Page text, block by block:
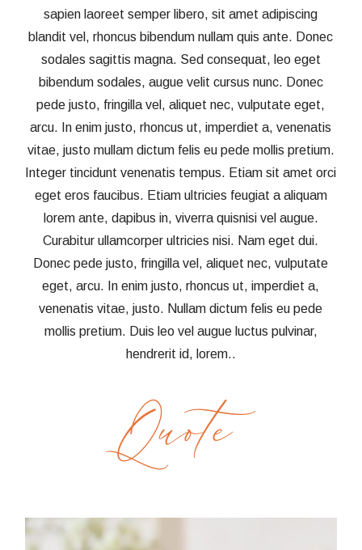
sapien laoreet semper libero, sit amet adipiscing
blandit vel, rhoncus bibendum nullam quis ante. Donec
sodales sagittis magna. Sed consequat, leo eget
bibendum sodales, augue velit cursus nunc. Donec
pede justo, fringilla vel, aliquet nec, vulputate eget,
arcu. In enim justo, rhoncus ut, imperdiet a, venenatis
vitae, justo mullam dictum felis eu pede mollis pretium.
Integer tincidunt venenatis tempus. Etiam sit amet orci
eget eros faucibus. Etiam ultricies feugiat a aliquam
lorem ante, dapibus in, viverra quisnisi vel augue.
Curabitur ullamcorper ultricies nisi. Nam eget dui.
Donec pede justo, fringilla vel, aliquet nec, vulputate
eget, arcu. In enim justo, rhoncus ut, imperdiet a,
venenatis vitae, justo. Nullam dictum felis eu pede
mollis pretium. Duis leo vel augue luctus pulvinar,
hendrerit id, lorem..